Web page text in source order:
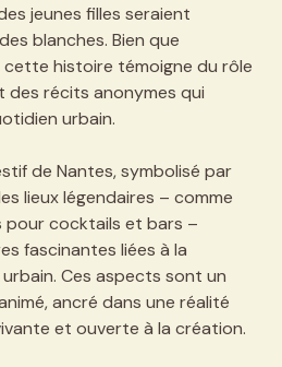
jeunes filles seraient
blanches. Bien que
histoire témoigne du rôle
des récits anonymes qui
urbain.
de Nantes, symbolisé par
lieux légendaires – comme
pour cocktails et bars –
fascinantes liées à la
Ces aspects sont un
ancré dans une réalité
et ouverte à la création.